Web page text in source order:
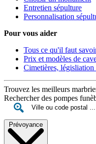
Entretien sépulture
Personnalisation
Pour vous aider
Tous ce qu'il faut
Prix et modèles de
Cimetières, législiation
Trouvez les meilleurs
Rechercher des pompes
Prévoyance